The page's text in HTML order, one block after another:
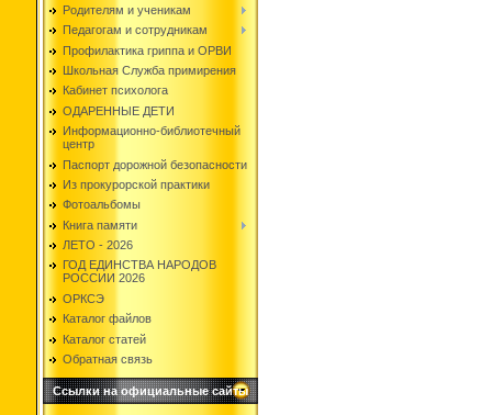
Родителям и ученикам
Педагогам и сотрудникам
Профилактика гриппа и ОРВИ
Школьная Служба примирения
Кабинет психолога
ОДАРЕННЫЕ ДЕТИ
Информационно-библиотечный
центр
Паспорт дорожной безопасности
Из прокурорской практики
Фотоальбомы
Книга памяти
ЛЕТО - 2026
ГОД ЕДИНСТВА НАРОДОВ
РОССИИ 2026
ОРКСЭ
Каталог файлов
Каталог статей
Обратная связь
Ссылки на официальные сайты